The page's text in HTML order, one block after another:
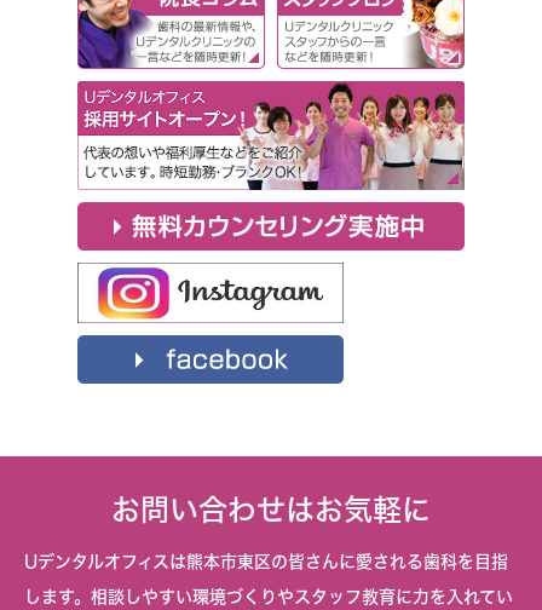
お問い合わせはお気軽に
Uデンタルオフィスは熊本市東区の皆さんに愛される歯科を目指
します。相談しやすい環境づくりやスタッフ教育に力を入れてい